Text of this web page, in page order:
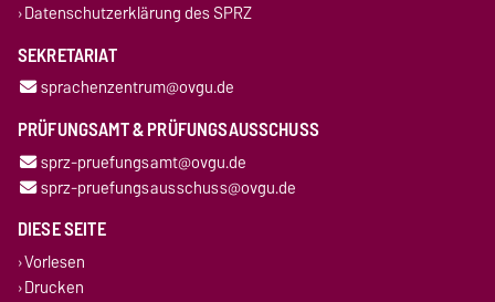
Datenschutzerklärung des SPRZ
SEKRETARIAT
sprachenzentrum@ovgu.de
PRÜFUNGSAMT & PRÜFUNGSAUSSCHUSS
sprz-pruefungsamt@ovgu.de
sprz-pruefungsausschuss@ovgu.de
DIESE SEITE
Vorlesen
Drucken